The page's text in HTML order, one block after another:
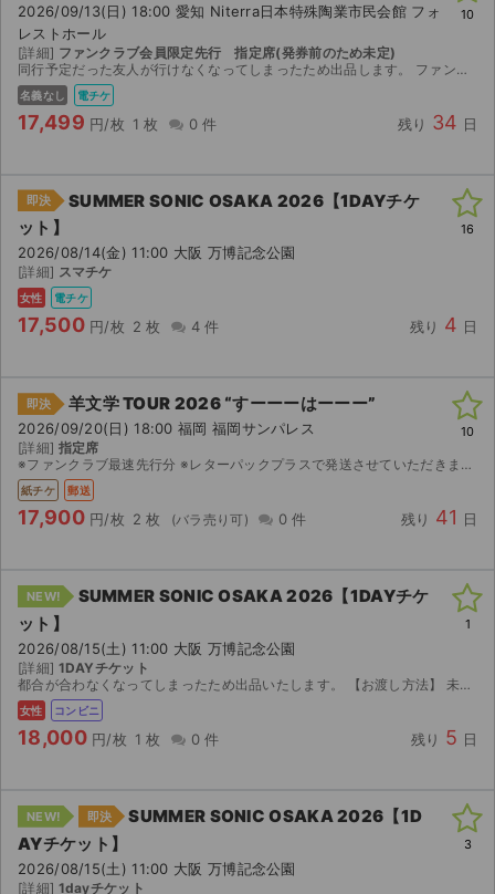
2026/09/13(日) 18:00 愛知 Niterra日本特殊陶業市民会館 フォ
レストホール
[詳細] ファンクラブ会員限定先行 指定席(発券前のため未定)
同行予定だった友人が行けなくなってしまったため出品します。 ファンクラブ会員限定最速先行で購入しました。 発券前のため、現時点では座席未定です。 9/6(日)以降にMOALAで分配します。 よろ...
名義なし 電チケ
17,499 円/枚 1 枚 0 件 残り 34 日
10
即決
SUMMER SONIC OSAKA 2026【1DAYチケ
ット】
2026/08/14(金) 11:00 大阪 万博記念公園
[詳細] スマチケ
女性 電チケ
17,500 円/枚 2 枚 4 件 残り 4 日
16
即決 羊文学 TOUR 2026 “すーーーはーーー”
2026/09/20(日) 18:00 福岡 福岡サンパレス
[詳細] 指定席
※ファンクラブ最速先行分 ※レターパックプラスで発送させていただきます。
紙チケ 郵送
17,900 円/枚 2 枚 0 件 残り 41 日
10
NEW!
SUMMER SONIC OSAKA 2026【1DAYチケ
ット】
2026/08/15(土) 11:00 大阪 万博記念公園
[詳細] 1DAYチケット
都合が合わなくなってしまったため出品いたします。 【お渡し方法】 未発券ですので引換票番号をお渡しいたします。 発券場所：セブン-イレブン プレイガイド：チケットぴあ 【注意事項】 取引確定...
女性 コンビニ
18,000 円/枚 1 枚 0 件 残り 5 日
1
NEW! 即決
SUMMER SONIC OSAKA 2026【1D
AYチケット】
2026/08/15(土) 11:00 大阪 万博記念公園
[詳細] 1dayチケット
3